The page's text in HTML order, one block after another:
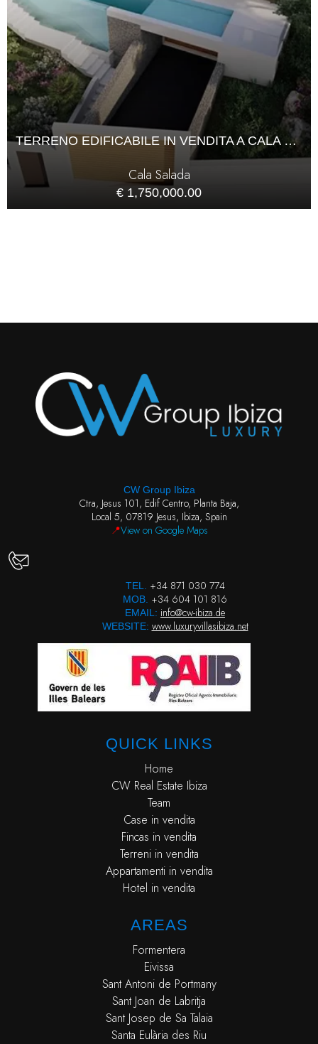
TERRENO EDIFICABILE IN VENDITA A CALA SALADA
Cala Salada
€ 1,750,000.00
CW Group Ibiza
Ctra, Jesus 101, Edif Centro, Planta Baja,
Local 5, 07819 Jesus, Ibiza, Spain
📍View on Google Maps
TEL. +34 871 030 774
MOB. +34 604 101 816
EMAIL: info@cw-ibiza.de
WEBSITE: www.luxuryvillasibiza.net
QUICK LINKS
Home
CW Real Estate Ibiza
Team
Case in vendita
Fincas in vendita
Terreni in vendita
Appartamenti in vendita
Hotel in vendita
AREAS
Formentera
Eivissa
Sant Antoni de Portmany
Sant Joan de Labritja
Sant Josep de Sa Talaia
Santa Eulària des Riu